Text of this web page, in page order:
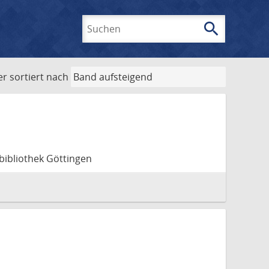
search
sortiert nach
Göttingen